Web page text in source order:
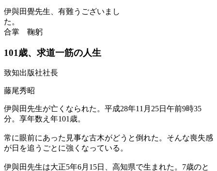
伊與田覺先生、有難うございまし
た
合掌 鞠躬
101歳、求道一筋の人生
致知出版社社長
藤尾秀昭
伊與田先生が亡くなられた。平成28年11月25日午前9時35
分。享年数え年101歳。
常に眼前にあった見事な古木がどうと倒れた。そんな喪失感
が日を追うごとに強くなっている。
伊與田先生は大正5年6月15日、高知県で生まれた。7歳のと